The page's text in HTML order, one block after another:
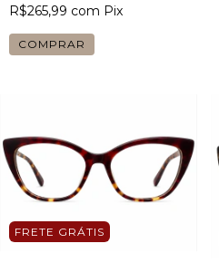
R$265,99 com Pix
FRETE GRÁTIS